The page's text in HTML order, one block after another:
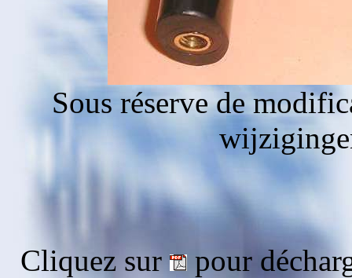
Sous réserve de
Cliquez sur
pour